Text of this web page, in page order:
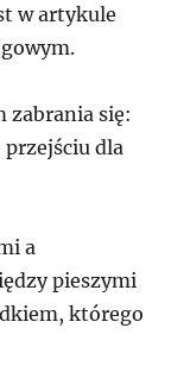
w artykule
zabrania się:
dla
a
pieszymi
którego